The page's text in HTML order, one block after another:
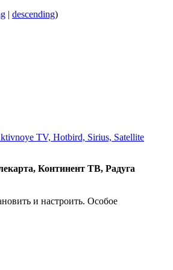
| descending)
TV, Hotbird, Sirius, Satellite
Континент ТВ, Радуга
и настроить. Особое